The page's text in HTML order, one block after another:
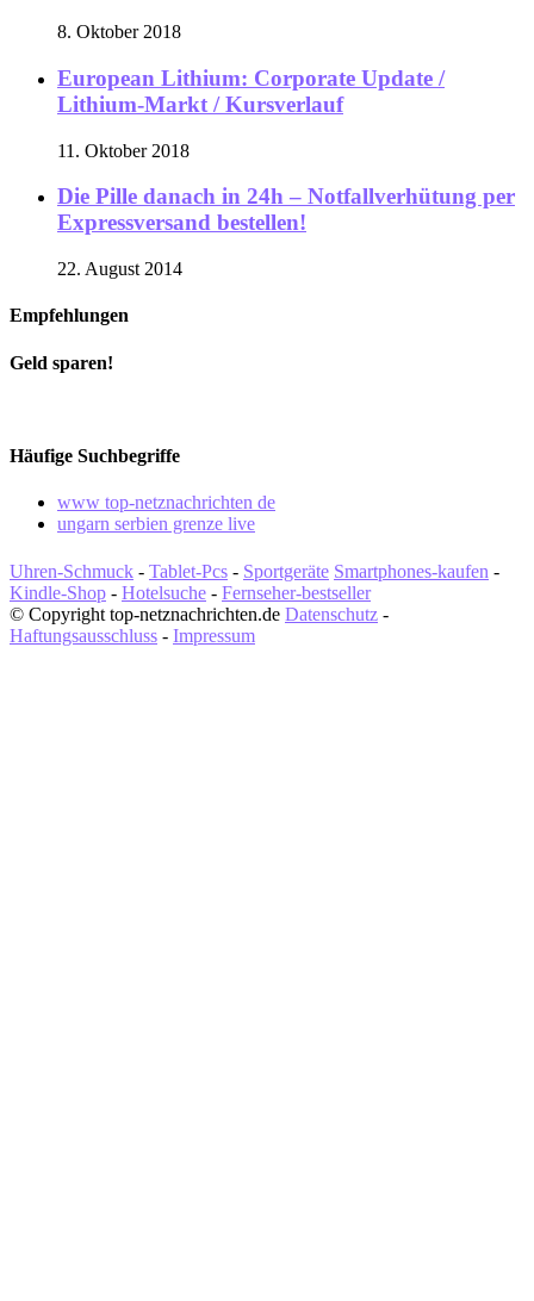
8. Oktober 2018
European Lithium: Corporate Update /
Lithium-Markt / Kursverlauf
11. Oktober 2018
Die Pille danach in 24h – Notfallverhütung per
Expressversand bestellen!
22. August 2014
Empfehlungen
Geld sparen!
Häufige Suchbegriffe
www top-netznachrichten de
ungarn serbien grenze live
Uhren-Schmuck - Tablet-Pcs - Sportgeräte Smartphones-kaufen -
Kindle-Shop - Hotelsuche - Fernseher-bestseller
© Copyright top-netznachrichten.de Datenschutz -
Haftungsausschluss - Impressum